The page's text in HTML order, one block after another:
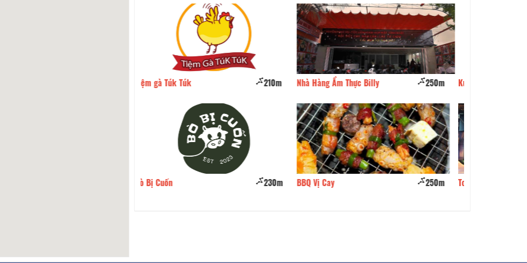
Nhà Hàng Ẩm Thực Billy 250m
BBQ Vị Cay 250m
Ku Đực Quán 270m
Tony Quán 270m